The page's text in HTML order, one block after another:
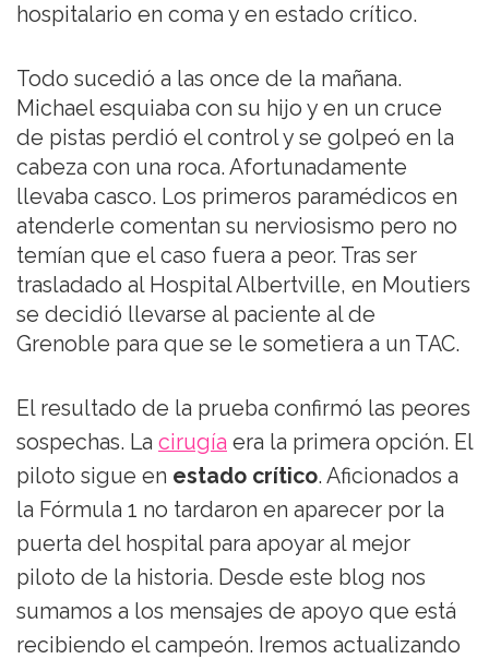
hospitalario en coma y en estado crítico.
Todo sucedió a las once de la mañana.
Michael esquiaba con su hijo y en un cruce
de pistas perdió el control y se golpeó en la
cabeza con una roca. Afortunadamente
llevaba casco. Los primeros paramédicos en
atenderle comentan su nerviosismo pero no
temían que el caso fuera a peor. Tras ser
trasladado al Hospital Albertville, en Moutiers
se decidió llevarse al paciente al de
Grenoble para que se le sometiera a un TAC.
El resultado de la prueba confirmó las peores
sospechas. La cirugía era la primera opción. El
piloto sigue en estado crítico. Aficionados a
la Fórmula 1 no tardaron en aparecer por la
puerta del hospital para apoyar al mejor
piloto de la historia. Desde este blog nos
sumamos a los mensajes de apoyo que está
recibiendo el campeón. Iremos actualizando